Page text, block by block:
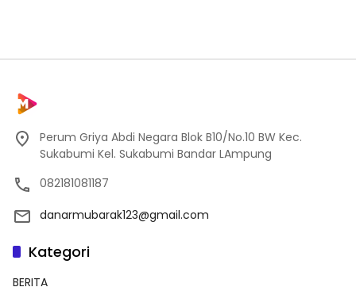
Perum Griya Abdi Negara Blok B10/No.10 BW Kec.
Sukabumi Kel. Sukabumi Bandar LAmpung
082181081187
danarmubarak123@gmail.com
Kategori
BERITA